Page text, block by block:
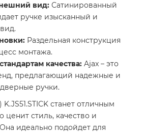
вид: Сатинированный
ручке изысканный и
Раздельная конструкция
монтажа.
качества: Ajax – это
предлагающий надежные и
ручки.
станет отличным
ценит стиль, качество и
идеально подойдет для